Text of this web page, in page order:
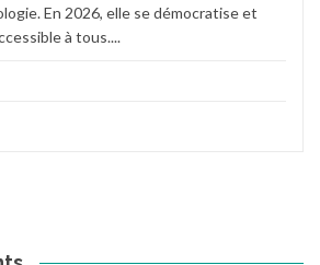
En 2026, elle se démocratise et
à tous....